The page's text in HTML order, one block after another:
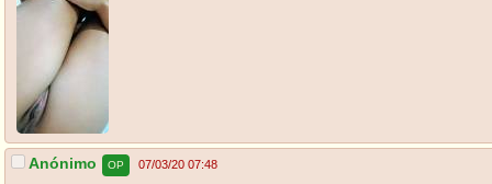
Anónimo OP 07/03/20 07:48